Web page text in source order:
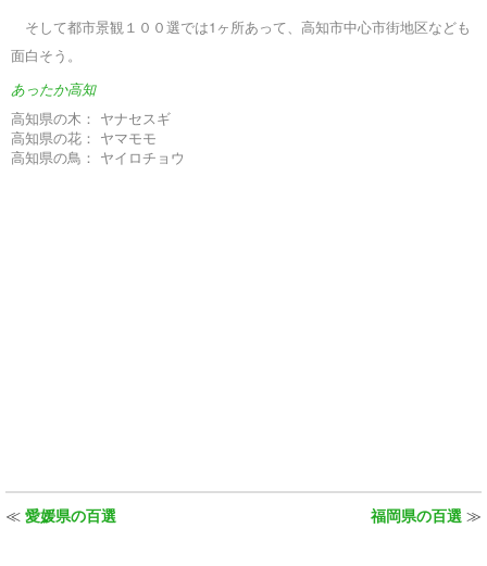
そして都市景観１００選では1ヶ所あって、高知市中心市街地区なども
面白そう。
あったか高知
高知県の木： ヤナセスギ
高知県の花： ヤマモモ
高知県の鳥： ヤイロチョウ
≪ 愛媛県の百選 福岡県の百選 ≫